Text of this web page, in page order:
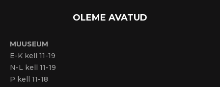
OLEME AVATUD
MUUSEUM
E-K kell 11-19
N-L kell 11-19
P kell 11-18